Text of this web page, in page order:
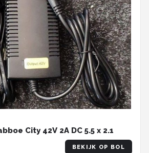
City 42V 2A DC 5.5 x 2.1
BEKIJK OP BOL